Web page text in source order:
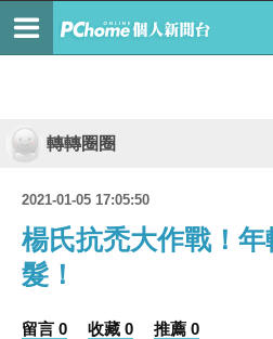
轉轉圈圈
2021-01-05 17:05:50
楊氏抗禿大作戰！
髮！
留言 0 收藏 0 推薦 0